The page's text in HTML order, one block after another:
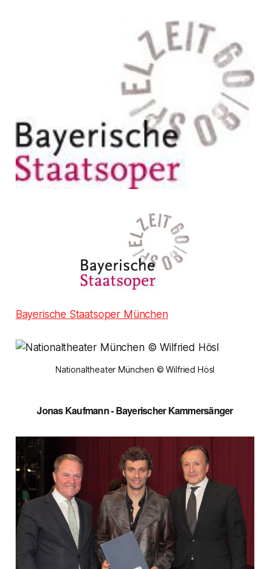
Bayerische Staatsoper München
Nationaltheater München © Wilfried Hösl
Jonas Kaufmann - Bayerischer Kammersänger